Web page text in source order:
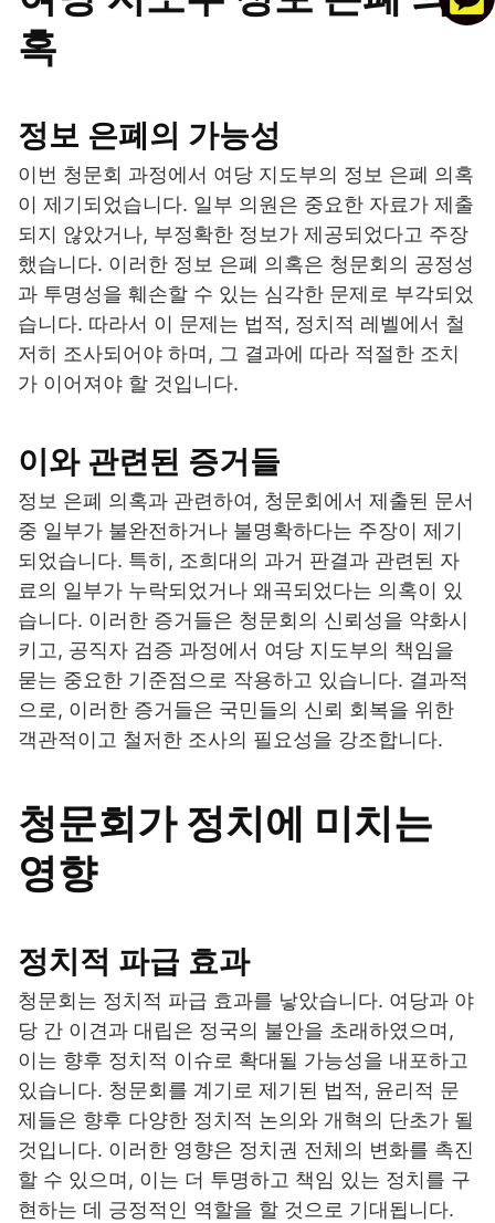
혹
정보 은폐의 가능성
이번 청문회 과정에서 여당 지도부의 정보 은폐 의혹
이 제기되었습니다. 일부 의원은 중요한 자료가 제출
되지 않았거나, 부정확한 정보가 제공되었다고 주장
했습니다. 이러한 정보 은폐 의혹은 청문회의 공정성
과 투명성을 훼손할 수 있는 심각한 문제로 부각되었
습니다. 따라서 이 문제는 법적, 정치적 레벨에서 철
저히 조사되어야 하며, 그 결과에 따라 적절한 조치
가 이어져야 할 것입니다.
이와 관련된 증거들
정보 은폐 의혹과 관련하여, 청문회에서 제출된 문서
중 일부가 불완전하거나 불명확하다는 주장이 제기
되었습니다. 특히, 조희대의 과거 판결과 관련된 자
료의 일부가 누락되었거나 왜곡되었다는 의혹이 있
습니다. 이러한 증거들은 청문회의 신뢰성을 약화시
키고, 공직자 검증 과정에서 여당 지도부의 책임을
묻는 중요한 기준점으로 작용하고 있습니다. 결과적
으로, 이러한 증거들은 국민들의 신뢰 회복을 위한
객관적이고 철저한 조사의 필요성을 강조합니다.
청문회가 정치에 미치는
영향
정치적 파급 효과
청문회는 정치적 파급 효과를 낳았습니다. 여당과 야
당 간 이견과 대립은 정국의 불안을 초래하였으며,
이는 향후 정치적 이슈로 확대될 가능성을 내포하고
있습니다. 청문회를 계기로 제기된 법적, 윤리적 문
제들은 향후 다양한 정치적 논의와 개혁의 단초가 될
것입니다. 이러한 영향은 정치권 전체의 변화를 촉진
할 수 있으며, 이는 더 투명하고 책임 있는 정치를 구
현하는 데 긍정적인 역할을 할 것으로 기대됩니다.